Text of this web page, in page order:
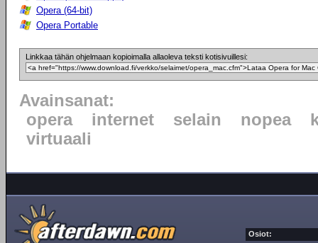
Opera (64-bit)
Opera Portable
Linkkaa tähän ohjelmaan kopioimalla allaoleva teksti kotisivuillesi:
Avainsanat:
opera
internet selain nopea
virtuaali
Osiot: